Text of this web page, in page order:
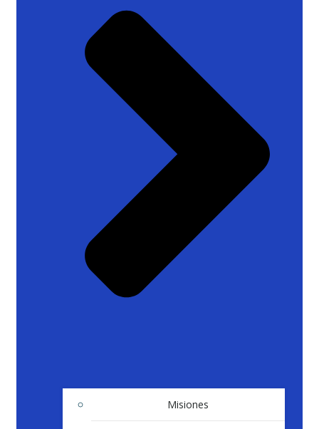
Misiones